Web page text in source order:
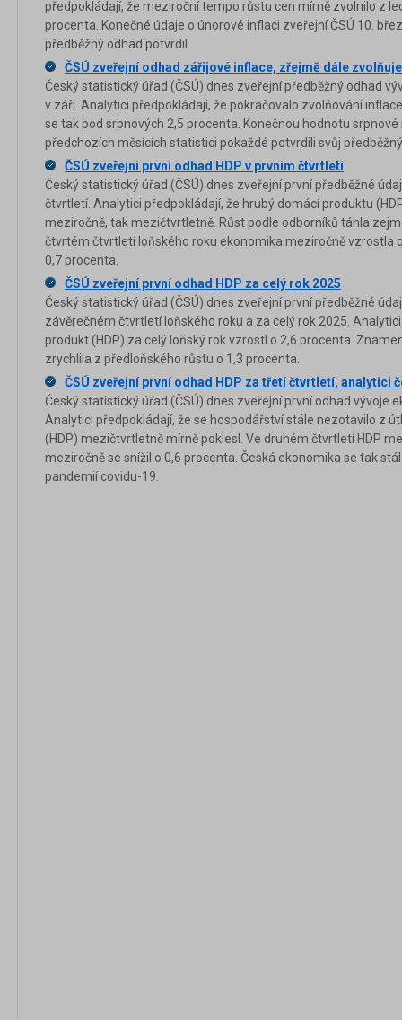
předpokládají, že meziroční tempo růstu cen mírně zvolnilo z
procenta. Konečné údaje o únorové inflaci zveřejní ČSÚ 10.
předběžný odhad potvrdil.
ČSÚ zveřejní odhad zářijové inflace, zřejmě dále zvolňuje
Český statistický úřad (ČSÚ) dnes zveřejní předběžný odhad
v září. Analytici předpokládají, že pokračovalo zvolňování
se tak pod srpnových 2,5 procenta. Konečnou hodnotu
předchozích měsících statistici pokaždé potvrdili svůj
ČSÚ zveřejní první odhad HDP v prvním čtvrtletí
Český statistický úřad (ČSÚ) dnes zveřejní první předběžné
čtvrtletí. Analytici předpokládají, že hrubý domácí produktu
meziročně, tak mezičtvrtletně. Růst podle odborníků táhla
čtvrtém čtvrtletí loňského roku ekonomika meziročně vzrostla
0,7 procenta.
ČSÚ zveřejní první odhad HDP za celý rok 2025
Český statistický úřad (ČSÚ) dnes zveřejní první předběžné
závěrečném čtvrtletí loňského roku a za celý rok 2025.
produkt (HDP) za celý loňský rok vzrostl o 2,6 procenta.
zrychlila z předloňského růstu o 1,3 procenta.
ČSÚ zveřejní první odhad HDP za třetí čtvrtletí, analytici
Český statistický úřad (ČSÚ) dnes zveřejní první odhad vývoje
Analytici předpokládají, že se hospodářství stále nezotavilo z
(HDP) mezičtvrtletně mírně poklesl. Ve druhém čtvrtletí HDP
meziročně se snížil o 0,6 procenta. Česká ekonomika se tak
pandemií covidu-19.